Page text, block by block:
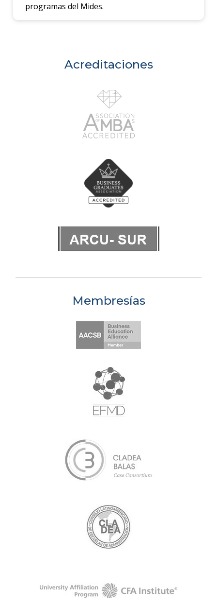
programas del Mides.
Acreditaciones
Membresías